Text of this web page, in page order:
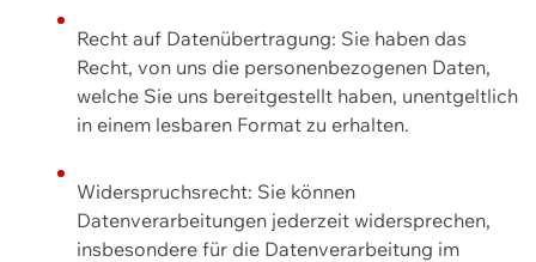
Recht auf Datenübertragung: Sie haben das
Recht, von uns die personenbezogenen Daten,
welche Sie uns bereitgestellt haben, unentgeltlich
in einem lesbaren Format zu erhalten.
Widerspruchsrecht: Sie können
Datenverarbeitungen jederzeit widersprechen,
insbesondere für die Datenverarbeitung im